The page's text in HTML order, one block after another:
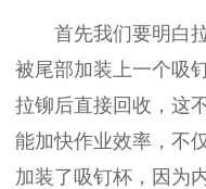
首先我们要明白
被尾部加装上一个吸
拉铆后直接回收，这
能加快作业效率，不
加装了吸钉杯，因为